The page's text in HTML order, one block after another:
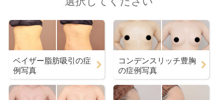
ベイザー脂肪吸引の症
例写真
コンデンスリッチ豊胸
の症例写真